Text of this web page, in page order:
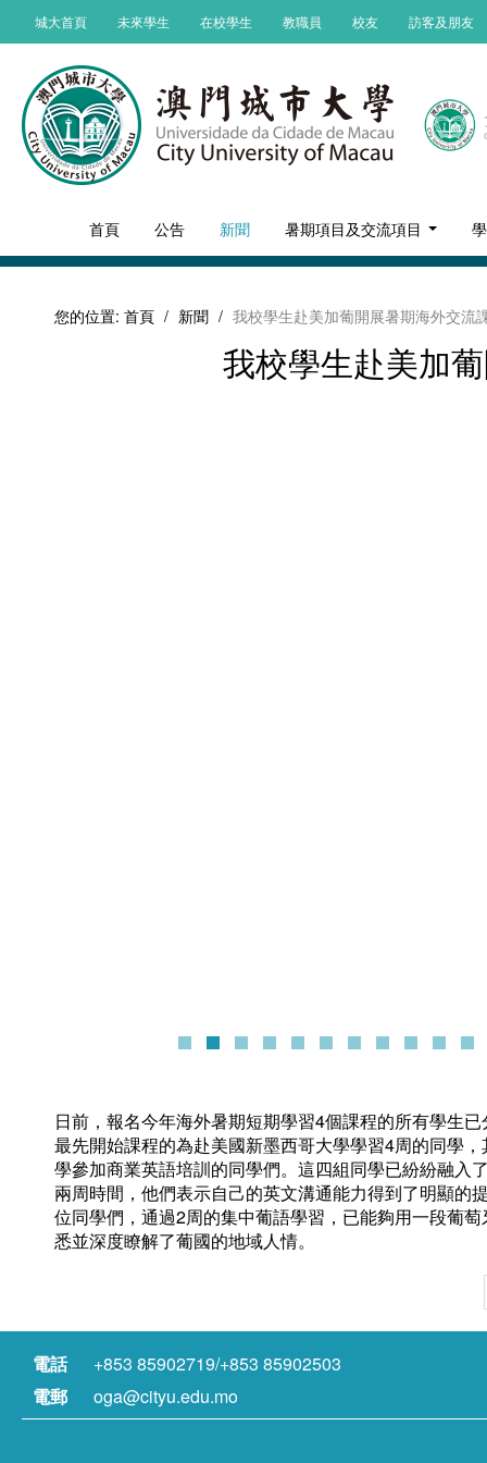
城大首頁 未來學生 在校學生 教職員 校友 訪客及朋友
首頁 公告 新聞 暑期項目及交流項目
您的位置: 首頁 / 新聞 / 我校學生赴美加葡開展暑期海外交流
我校學生赴美加
日前，報名今年海外暑期短期學習4個課程的所有學生
最先開始課程的為赴美國新墨西哥大學學習4周的同學
學參加商業英語培訓的同學們。這四組同學已紛紛融入
兩周時間，他們表示自己的英文溝通能力得到了明顯的
位同學們，通過2周的集中葡語學習，已能夠用一段葡
悉並深度瞭解了葡國的地域人情。
電話+853 85902719/+853 85902503
電郵 oga@cityu.edu.mo